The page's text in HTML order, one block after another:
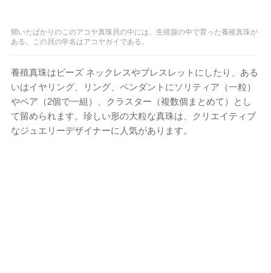
開いたばかりのこのアコヤ真珠貝の中には、生殖腺の中で育った養殖真珠が
ある。この貝の学名はアコヤガイである。
養殖真珠はビーズ ネックレスやブレスレットにしたり、ある
いはイヤリング、リング、ペンダントにソリティア（一粒）
やペア（2個で一組）、クラスター（複数個まとめて）とし
て留められます。珍しい形の大粒な真珠は、クリエイティブ
なジュエリーデザイナーに人気があります。